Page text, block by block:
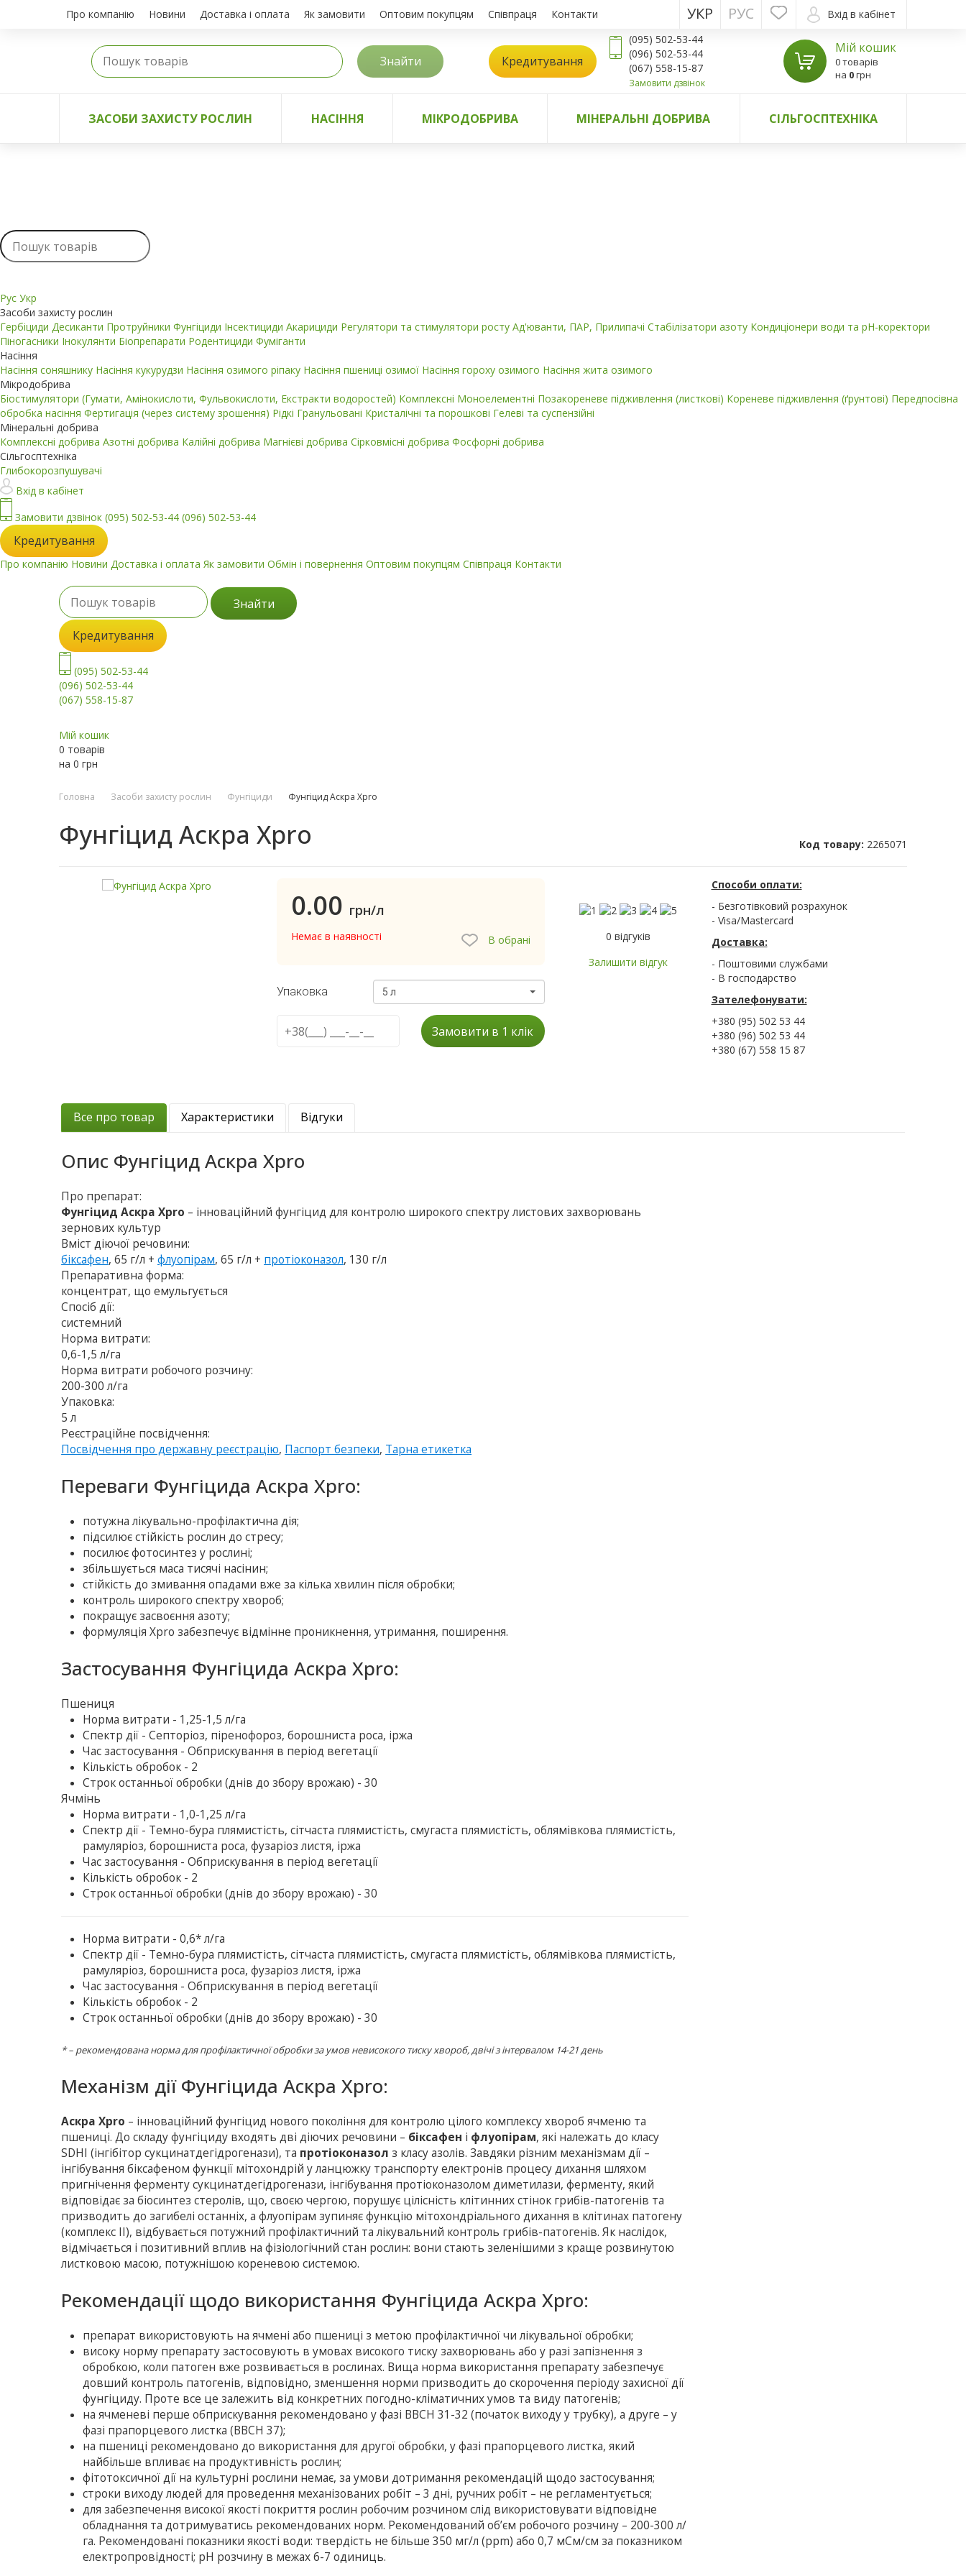
Про компанію Новини Доставка і оплата Як замовити Оптовим покупцям Співпраця Контакти Вхід в кабінет
РУС
УКР
Знайти Кредитування
(095) 502-53-44
(096) 502-53-44
(067) 558-15-87
Замовити дзвінок
Мій кошик
0 товарів
на 0грн
ЗАСОБИ ЗАХИСТУ РОСЛИН НАСІННЯ МІКРОДОБРИВА МІНЕРАЛЬНІ ДОБРИВА СІЛЬГОСПТЕХНІКА
Рус Укр
Засоби захисту рослин
Гербіциди Десиканти Протруйники Фунгіциди Інсектициди Акарициди Регулятори та стимулятори росту Ад'юванти, ПАР, Прилипачі Стабілізатори азоту Кондиціонери води та pH-коректори
Піногасники Інокулянти Біопрепарати Родентициди Фуміганти
Насіння
Насіння соняшнику Насіння кукурудзи Насіння озимого ріпаку Насіння пшениці озимої Насіння гороху озимого Насіння жита озимого
Мікродобрива
Біостимулятори (Гумати, Амінокислоти, Фульвокислоти, Екстракти водоростей) Комплексні Моноелементні Позакореневе підживлення (листкові) Кореневе підживлення (ґрунтові) Передпосівна
обробка насіння Фертигація (через систему зрошення) Рідкі Гранульовані Кристалічні та порошкові Гелеві та суспензійні
Мінеральні добрива
Комплексні добрива Азотні добрива Калійні добрива Магнієві добрива Сірковмісні добрива Фосфорні добрива
Сільгосптехніка
Глибокорозпушувачі
Вхід в кабінет
Замовити дзвінок (095) 502-53-44 (096) 502-53-44
Кредитування
Про компанію Новини Доставка і оплата Як замовити Обмін і повернення Оптовим покупцям Співпраця Контакти
Знайти
Кредитування
(095) 502-53-44
(096) 502-53-44
(067) 558-15-87
Мій кошик
0 товарів
на 0 грн
Головна Засоби захисту рослин Фунгіциди Фунгіцид Аскра Xpro
Фунгіцид Аскра Xpro Код товару: 2265071
0.00 грн/л
Немає в наявності В обрані
Упаковка 5 л
0 відгуків
Залишити відгук
Замовити в 1 клік
Способи оплати:
- Безготівковий розрахунок
- Visa/Mastercard
Доставка:
- Поштовими службами
- В господарство
Зателефонувати:
+380 (95) 502 53 44
+380 (96) 502 53 44
+380 (67) 558 15 87
Все про товар Характеристики Відгуки
Опис Фунгіцид Аскра Xpro
Про препарат:
Фунгіцид Аскра Xpro – інноваційний фунгіцид для контролю широкого спектру листових захворювань
зернових культур
Вміст діючої речовини:
біксафен, 65 г/л +флуопірам, 65 г/л + протіоконазол, 130 г/л
Препаративна форма:
концентрат, що емульгується
Спосіб дії:
системний
Норма витрати:
0,6-1,5 л/га
Норма витрати робочого розчину:
200-300 л/га
Упаковка:
5 л
Реєстраційне посвідчення:
Посвідчення про державну реєстрацію, Паспорт безпеки, Тарна етикетка
Переваги Фунгіцида Аскра Xpro:
потужна лікувально-профілактична дія;
підсилює стійкість рослин до стресу;
посилює фотосинтез у рослині;
збільшується маса тисячі насінин;
стійкість до змивання опадами вже за кілька хвилин після обробки;
контроль широкого спектру хвороб;
покращує засвоєння азоту;
формуляція Xpro забезпечує відмінне проникнення, утримання, поширення.
Застосування Фунгіцида Аскра Xpro:
Пшениця
Норма витрати - 1,25-1,5 л/га
Спектр дії - Септоріоз, піренофороз, борошниста роса, іржа
Час застосування - Обприскування в період вегетації
Кількість обробок - 2
Строк останньої обробки (днів до збору врожаю) - 30
Ячмінь
Норма витрати - 1,0-1,25 л/га
Спектр дії - Темно-бура плямистість, сітчаста плямистість, смугаста плямистість, облямівкова плямистість,
рамуляріоз, борошниста роса, фузаріоз листя, іржа
Час застосування - Обприскування в період вегетації
Кількість обробок - 2
Строк останньої обробки (днів до збору врожаю) - 30
Норма витрати - 0,6* л/га
Спектр дії - Темно-бура плямистість, сітчаста плямистість, смугаста плямистість, облямівкова плямистість,
рамуляріоз, борошниста роса, фузаріоз листя, іржа
Час застосування - Обприскування в період вегетації
Кількість обробок - 2
Строк останньої обробки (днів до збору врожаю) - 30
* – рекомендована норма для профілактичної обробки за умов невисокого тиску хвороб, двічі з інтервалом 14-21 день
Механізм дії Фунгіцида Аскра Xpro:
Аскра Xpro – інноваційний фунгіцид нового покоління для контролю цілого комплексу хвороб ячменю та
пшениці. До складу фунгіциду входять дві діючих речовини – біксафен і флуопірам, які належать до класу
SDHI (інгібітор сукцинатдегідрогенази), та протіоконазол з класу азолів. Завдяки різним механізмам дії –
інгібування біксафеном функції мітохондрій у ланцюжку транспорту електронів процесу дихання шляхом
пригнічення ферменту сукцинатдегідрогенази, інгібування протіоконазолом диметилази, ферменту, який
відповідає за біосинтез стеролів, що, своєю чергою, порушує цілісність клітинних стінок грибів-патогенів та
призводить до загибелі останніх, а флуопірам зупиняє функцію мітохондріального дихання в клітинах патогену
(комплекс ІІ), відбувається потужний профілактичний та лікувальний контроль грибів-патогенів. Як наслідок,
відмічається і позитивний вплив на фізіологічний стан рослин: вони стають зеленішими з краще розвинутою
листковою масою, потужнішою кореневою системою.
Рекомендації щодо використання Фунгіцида Аскра Xpro:
препарат використовують на ячмені або пшениці з метою профілактичної чи лікувальної обробки;
високу норму препарату застосовують в умовах високого тиску захворювань або у разі запізнення з
обробкою, коли патоген вже розвивається в рослинах. Вища норма використання препарату забезпечує
довший контроль патогенів, відповідно, зменшення норми призводить до скорочення періоду захисної дії
фунгіциду. Проте все це залежить від конкретних погодно-кліматичних умов та виду патогенів;
на ячменеві перше обприскування рекомендовано у фазі ВВСН 31-32 (початок виходу у трубку), а друге – у
фазі прапорцевого листка (ВВСН 37);
на пшениці рекомендовано до використання для другої обробки, у фазі прапорцевого листка, який
найбільше впливає на продуктивність рослин;
фітотоксичної дії на культурні рослини немає, за умови дотримання рекомендацій щодо застосування;
строки виходу людей для проведення механізованих робіт – 3 дні, ручних робіт – не регламентується;
для забезпечення високої якості покриття рослин робочим розчином слід використовувати відповідне
обладнання та дотримуватись рекомендованих норм. Рекомендований об’єм робочого розчину – 200-300 л/
га. Рекомендовані показники якості води: твердість не більше 350 мг/л (ррm) або 0,7 мСм/cм за показником
електропровідності; рН розчину в межах 6-7 одиниць.